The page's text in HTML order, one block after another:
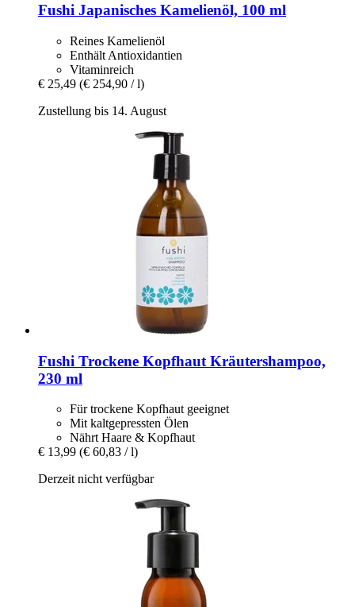
Fushi Japanisches Kamelienöl, 100 ml
Reines Kamelienöl
Enthält Antioxidantien
Vitaminreich
€ 25,49 (€ 254,90 / l)
Zustellung bis 14. August
Fushi Trockene Kopfhaut Kräutershampoo,
230 ml
Für trockene Kopfhaut geeignet
Mit kaltgepressten Ölen
Nährt Haare & Kopfhaut
€ 13,99 (€ 60,83 / l)
Derzeit nicht verfügbar